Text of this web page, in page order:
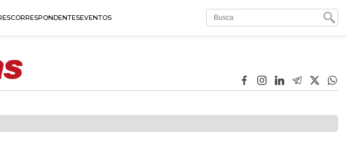
CORRESPONDENTESEVENTOS